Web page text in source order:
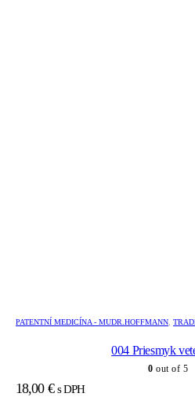
PATENTNÍ MEDICÍNA - MUDR.HOFFMANN,
004 Priesmyk
0 out of 5
18,00 € s DPH